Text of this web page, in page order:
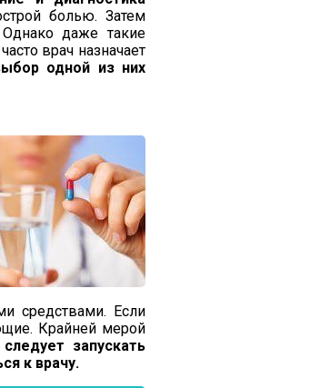
болью. Затем
даже такие
врач назначает
одной из них
средствами. Если
Крайней мерой
запускать
к врачу.